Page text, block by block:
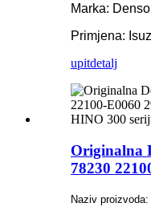
Marka: Denso
Primjena:
upitdetalj
Originalna
78230
Naziv